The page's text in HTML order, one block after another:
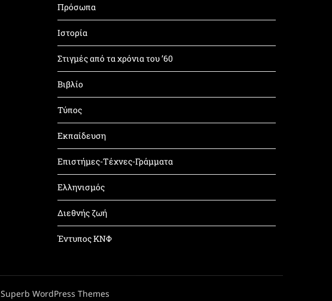
Πρόσωπα
Ιστορία
Στιγμές από τα χρόνια του ’60
Βιβλίο
Τύπος
Εκπαίδευση
Επιστήμες-Τέχνες-Γράμματα
Ελληνισμός
Διεθνής ζωή
Έντυπος ΚΝΦ
Superb WordPress Themes